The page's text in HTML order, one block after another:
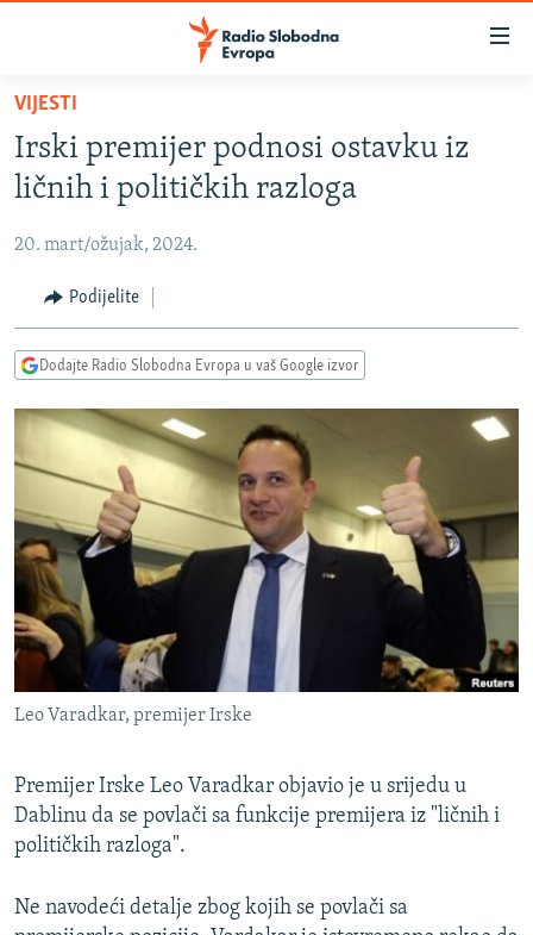
Pređite
glavni
sadržaj
na
navigaciju
Pređite
na
VIJESTI
BOSNA I HERCEGOVINA
KOSOVO
CRNA GORA
VIDEO
FOTOGALERIJE
INFOGRAFIKE
PODCASTI
RAT U UKRAJINI
KINA NA BALKANU
RSE PRIČE IZ SVIJETA
ISPRIČAJ MI
DNEVNO@RSE
SPECIJALI RSE
VIŠE OD NASLOVA
GENOCID U SREBRENICI
POPLAVE I KLIZIŠTA U BIH 2024.
TV LIBERTY
POST SCRIPTUM
MOJA EVROPA
PRATITE NAS
Sve RFE/RL stranice
VIJESTI
Irski premijer podnosi ostavku iz
ličnih i političkih razloga
20. mart/ožujak, 2024.
Podijelite
Dodajte Radio Slobodna Evropa u vaš Google izvor
Leo Varadkar, premijer Irske
Premijer Irske Leo Varadkar objavio je u srijedu u
Dablinu da se povlači sa funkcije premijera iz "ličnih i
političkih razloga".
Ne navodeći detalje zbog kojih se povlači sa